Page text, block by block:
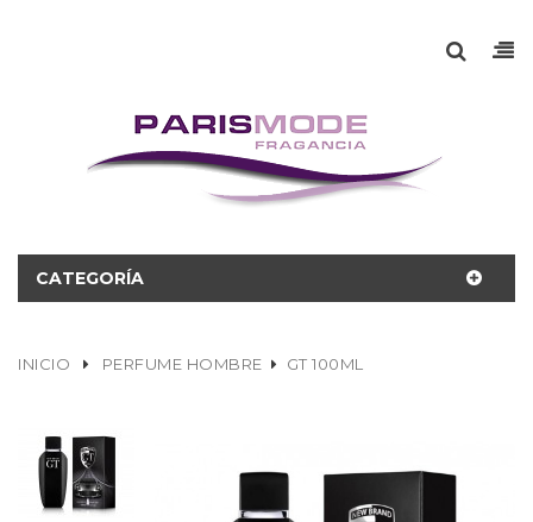
CATEGORÍA
INICIO PERFUME HOMBRE GT 100ML